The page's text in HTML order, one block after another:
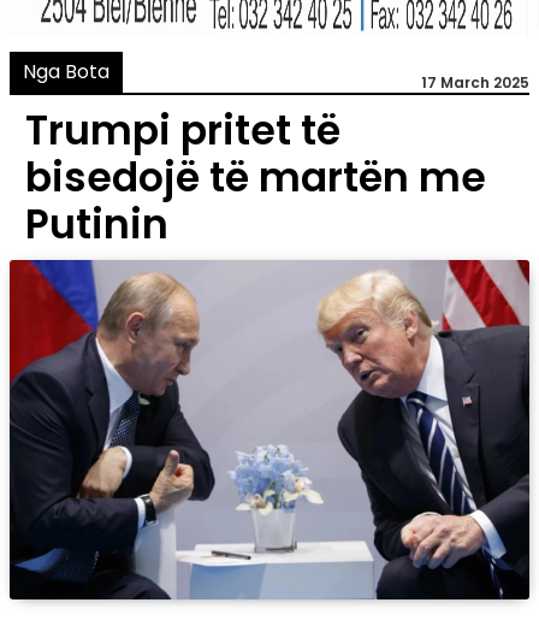
Nga Bota 17 March 2025
Trumpi pritet të
bisedojë të martën me
Putinin